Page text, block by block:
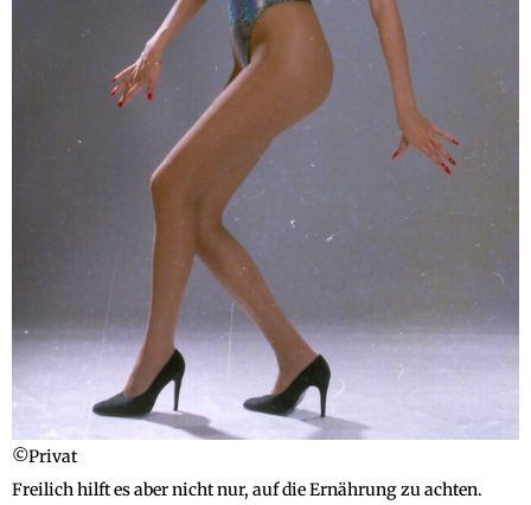
©Privat
Freilich hilft es aber nicht nur, auf die Ernährung zu achten.